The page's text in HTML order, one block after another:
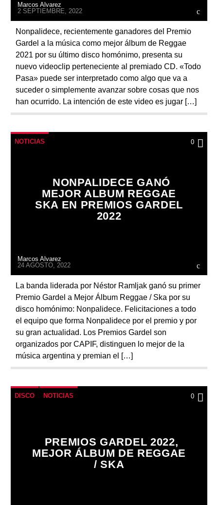
Marcos Alvarez
2 SEPTIEMBRE, 2022
Nonpalidece, recientemente ganadores del Premio
Gardel a la música como mejor álbum de Reggae
2021 por su último disco homónimo, presenta su
nuevo videoclip perteneciente al premiado CD. «Todo
Pasa» puede ser interpretado como algo que va a
suceder o simplemente avanzar sobre cosas que nos
han ocurrido. La intención de este video es jugar […]
NOTICIAS 0
NONPALIDECE GANÓ
MEJOR ALBUM REGGAE
SKA EN PREMIOS GARDEL
2022
Marcos Alvarez
24 AGOSTO, 2022
La banda liderada por Néstor Ramljak ganó su primer
Premio Gardel a Mejor Álbum Reggae / Ska por su
disco homónimo: Nonpalidece. Felicitaciones a todo
el equipo que forma Nonpalidece por el premio y por
su gran actualidad. Los Premios Gardel son
organizados por CAPIF, distinguen lo mejor de la
música argentina y premian el […]
DISCO NOTICIAS 0
PREMIOS GARDEL 2022,
MEJOR ÁLBUM DE REGGAE
/ SKA